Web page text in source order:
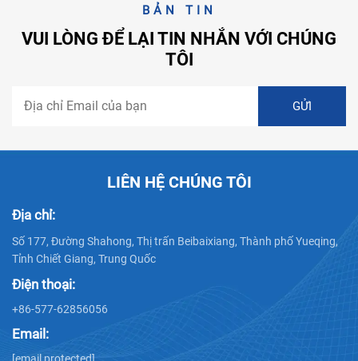
BẢN TIN
VUI LÒNG ĐỂ LẠI TIN NHẮN VỚI CHÚNG
TÔI
LIÊN HỆ CHÚNG TÔI
Địa chỉ:
Số 177, Đường Shahong, Thị trấn Beibaixiang, Thành phố Yueqing,
Tỉnh Chiết Giang, Trung Quốc
Điện thoại:
+86-577-62856056
Email: